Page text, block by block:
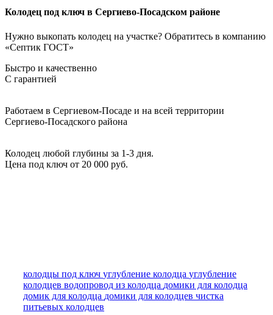
Колодец под ключ в Сергиево-Посадском районе
Нужно выкопать колодец на участке? Обратитесь в компанию
«Септик ГОСТ»
Быстро и качественно
С гарантией
Работаем в Cергиевом-Посаде и на всей территории
Сергиево-Посадского района
Колодец любой глубины за 1-3 дня.
Цена под ключ от 20 000 руб.
колодцы под ключ углубление колодца углубление
колодцев водопровод из колодца домики для колодца
домик для колодца домики для колодцев чистка
питьевых колодцев